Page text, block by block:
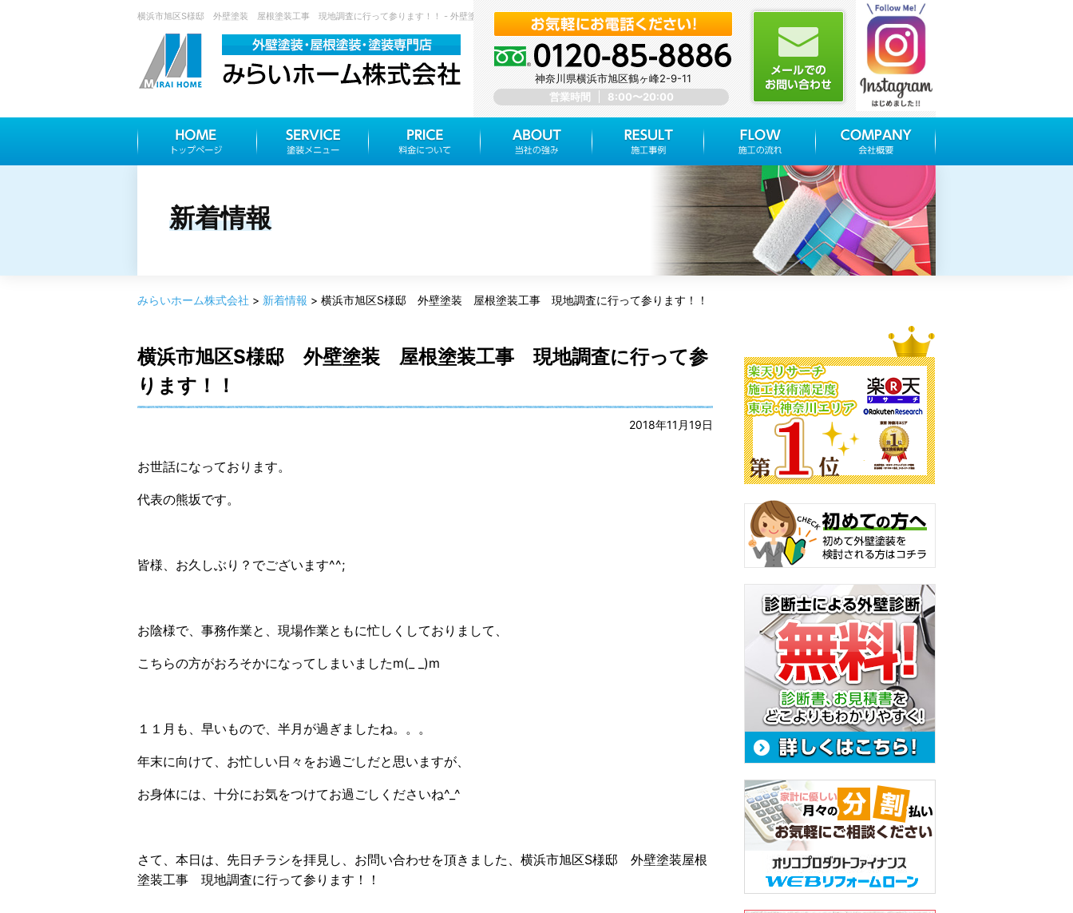
横浜市旭区S様邸 外壁塗装 屋根塗装工事 現地調査に行って参ります！！ - 外壁塗装 屋根塗装 神奈川県横浜市旭区 みらいホーム株式会社
神奈川県横浜市旭区鶴ヶ峰2-9-11
営業時間
8:00〜20:00
新着情報
みらいホーム株式会社 > 新着情報 > 横浜市旭区S様邸 外壁塗装 屋根塗装工事 現地調査に行って参ります！！
横浜市旭区S様邸 外壁塗装 屋根塗装工事 現地調査に行って参
ります！！
2018年11月19日
お世話になっております。
代表の熊坂です。
皆様、お久しぶり？でございます^^;
お陰様で、事務作業と、現場作業ともに忙しくしておりまして、
こちらの方がおろそかになってしまいましたm(_ _)m
１１月も、早いもので、半月が過ぎましたね。。。
年末に向けて、お忙しい日々をお過ごしだと思いますが、
お身体には、十分にお気をつけてお過ごしくださいね^_^
さて、本日は、先日チラシを拝見し、お問い合わせを頂きました、横浜市旭区S様邸 外壁塗装屋根
塗装工事 現地調査に行って参ります！！